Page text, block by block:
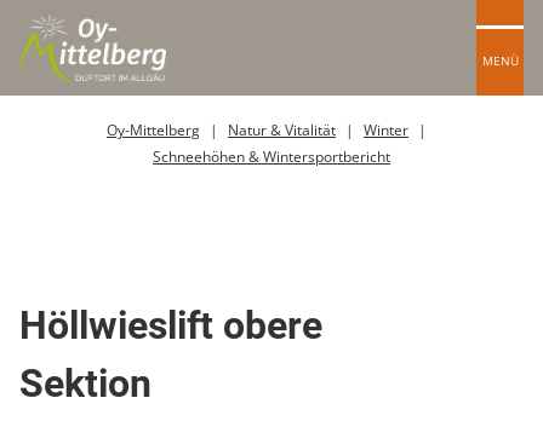
MENÜ
Oy-Mittelberg Natur & Vitalität
Winter
Schneehöhen & Wintersportbericht
Höllwieslift obere
Sektion